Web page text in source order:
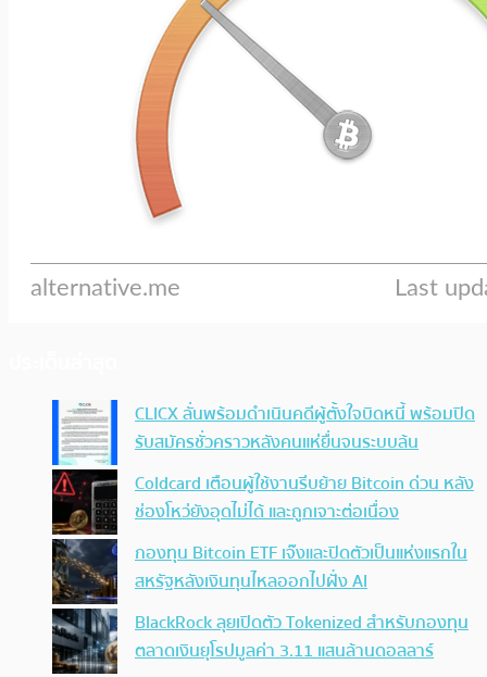
CLICX ลั่นพร้อมดำเนินคดีผู้ตั้งใจบิดหนี้ พร้อมปิด
รับสมัครชั่วคราวหลังคนแห่ยื่นจนระบบล้น
Coldcard เตือนผู้ใช้งานรีบย้าย Bitcoin ด่วน หลัง
ช่องโหว่ยังอุดไม่ได้ และถูกเจาะต่อเนื่อง
กองทุน Bitcoin ETF เจ๊งและปิดตัวเป็นแห่งแรกใน
สหรัฐหลังเงินทุนไหลออกไปฝั่ง AI
BlackRock ลุยเปิดตัว Tokenized สำหรับกองทุน
ตลาดเงินยุโรปมูลค่า 3.11 แสนล้านดอลลาร์